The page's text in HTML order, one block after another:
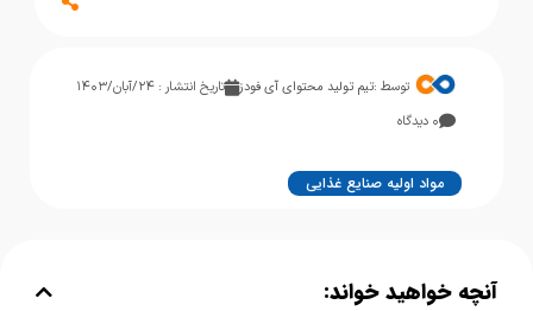
توسط :تیم تولید محتوای آی فودز
تاریخ انتشار : ۲۴/آبان/۱۴۰۳
۰ دیدگاه
مواد اولیه صنایع غذایی
آنچه خواهید خواند: